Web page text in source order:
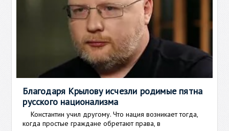
Благодаря Крылову исчезли родимые пятна
русского национализма
Константин учил другому. Что нация возникает тогда,
когда простые граждане обретают права, в